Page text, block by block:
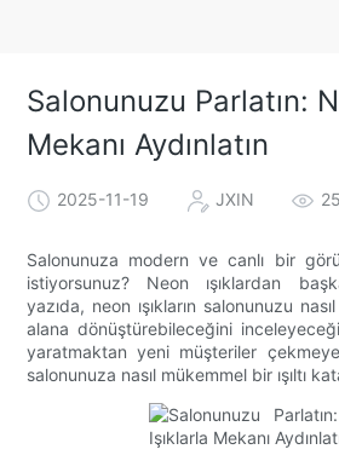
Salonunuzu Parlatın:
Mekanı Aydınlatın
2025-11-19 JXIN
Salonunuza modern ve canlı bir
istiyorsunuz? Neon ışıklardan
yazıda, neon ışıkların salonunuzu
alana dönüştürebileceğini
yaratmaktan yeni müşteriler çekmeye
salonunuza nasıl mükemmel bir ışıltı